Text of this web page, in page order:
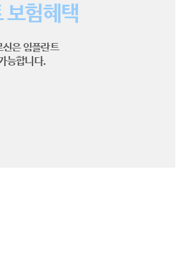
보험혜택
은 임플란트
능합니다.
란트
란트 전문의료진은 치의학박사, 전문의가